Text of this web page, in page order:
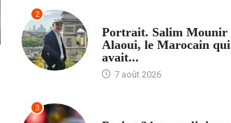
2
Portrait. Salim Mounir
Alaoui, le Marocain qui
avait...
7 août 2026
3